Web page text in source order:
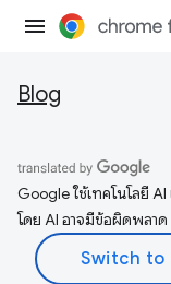
Blog
Google ใช้เทคโนโลยี
โดย AI อาจมีข้อผิดพลาด